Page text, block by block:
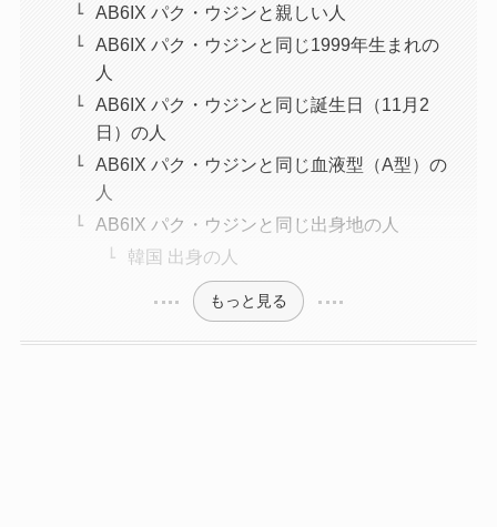
AB6IX パク・ウジンと親しい人
AB6IX パク・ウジンと同じ1999年生まれの
人
AB6IX パク・ウジンと同じ誕生日（11月2
日）の人
AB6IX パク・ウジンと同じ血液型（A型）の
人
AB6IX パク・ウジンと同じ出身地の人
韓国 出身の人
もっと見る